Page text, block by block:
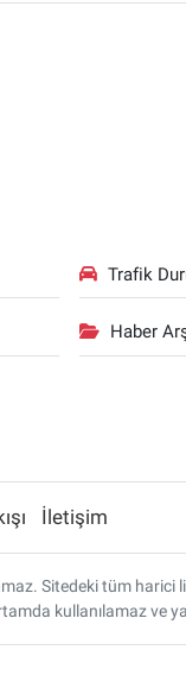
Trafik
Haber
İletişim
Sitedeki tüm harici
kullanılamaz ve